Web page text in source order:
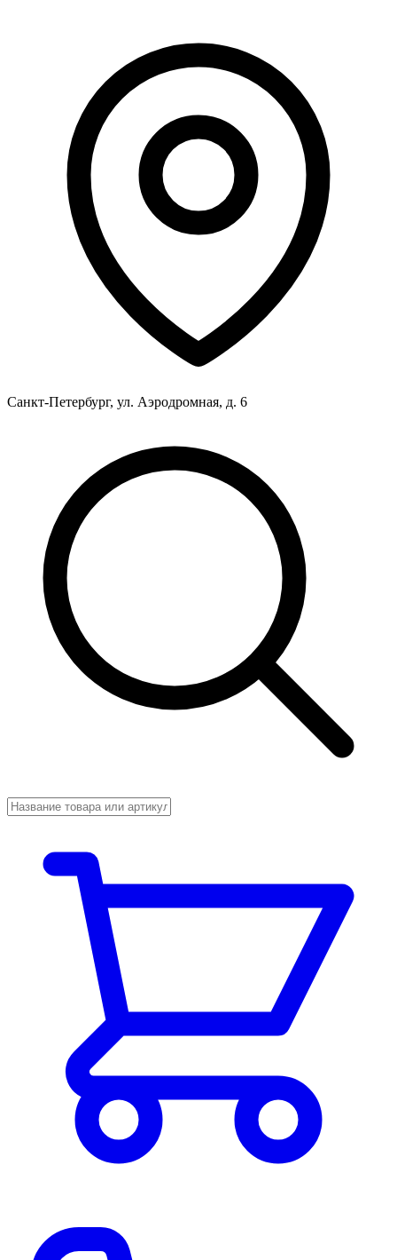
Санкт-Петербург, ул. Аэродромная, д. 6